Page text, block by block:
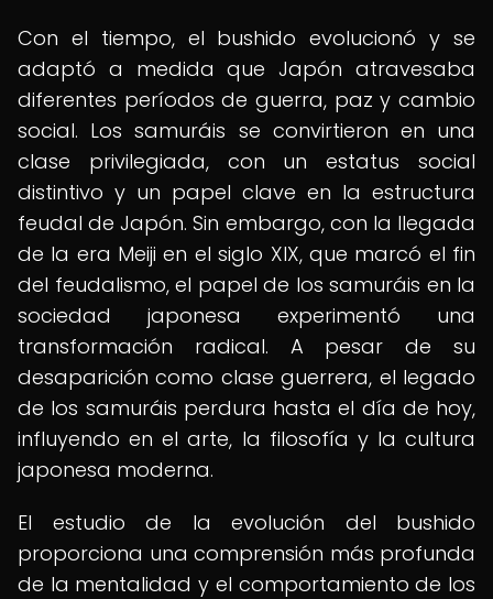
Con el tiempo, el bushido evolucionó y se
adaptó a medida que Japón atravesaba
diferentes períodos de guerra, paz y cambio
social. Los samuráis se convirtieron en una
clase privilegiada, con un estatus social
distintivo y un papel clave en la estructura
feudal de Japón. Sin embargo, con la llegada
de la era Meiji en el siglo XIX, que marcó el fin
del feudalismo, el papel de los samuráis en la
sociedad japonesa experimentó una
transformación radical. A pesar de su
desaparición como clase guerrera, el legado
de los samuráis perdura hasta el día de hoy,
influyendo en el arte, la filosofía y la cultura
japonesa moderna.
El estudio de la evolución del bushido
proporciona una comprensión más profunda
de la mentalidad y el comportamiento de los